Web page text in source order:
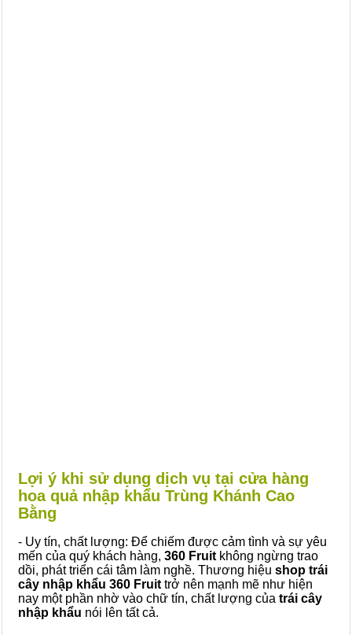
Lợi ý khi sử dụng dịch vụ tại cửa hàng
hoa quả nhập khẩu Trùng Khánh Cao
Bằng
- Uy tín, chất lượng: Để chiếm được cảm tình và sự yêu
mến của quý khách hàng, 360 Fruit không ngừng trao
dồi, phát triển cái tâm làm nghề. Thương hiệu shop trái
cây nhập khẩu 360 Fruit trở nên mạnh mẽ như hiện
nay một phần nhờ vào chữ tín, chất lượng của trái cây
nhập khẩu nói lên tất cả.